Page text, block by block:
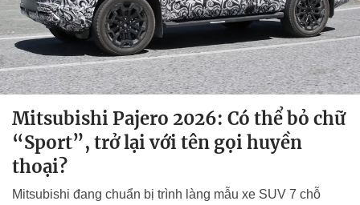
Mitsubishi Pajero 2026: Có thể bỏ chữ
“Sport”, trở lại với tên gọi huyền
thoại?
Mitsubishi đang chuẩn bị trình làng mẫu xe SUV 7 chỗ